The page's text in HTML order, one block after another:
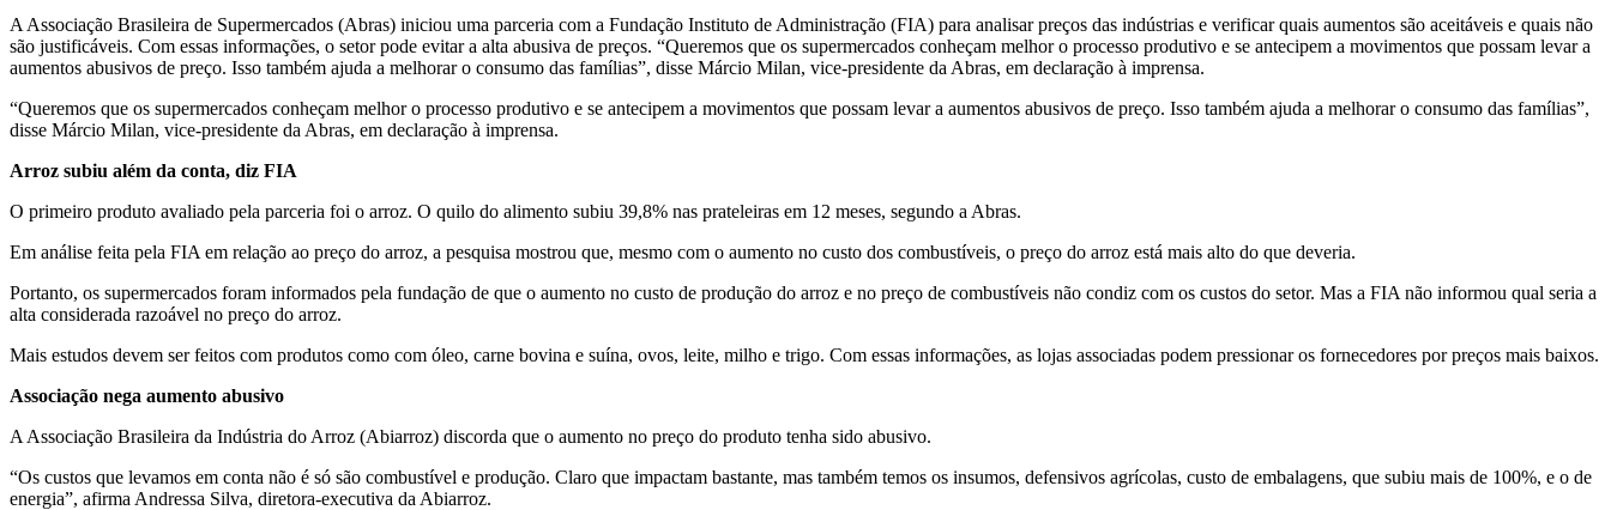
A Associação Brasileira de Supermercados (Abras) iniciou uma parceria com a Fundação Instituto de Administração (FIA) para analisar preços das indústrias e verificar quais aumentos são aceitáveis e quais não
são justificáveis. Com essas informações, o setor pode evitar a alta abusiva de preços. “Queremos que os supermercados conheçam melhor o processo produtivo e se antecipem a movimentos que possam levar a
aumentos abusivos de preço. Isso também ajuda a melhorar o consumo das famílias”, disse Márcio Milan, vice-presidente da Abras, em declaração à imprensa.
“Queremos que os supermercados conheçam melhor o processo produtivo e se antecipem a movimentos que possam levar a aumentos abusivos de preço. Isso também ajuda a melhorar o consumo das famílias”,
disse Márcio Milan, vice-presidente da Abras, em declaração à imprensa.
Arroz subiu além da conta, diz FIA
O primeiro produto avaliado pela parceria foi o arroz. O quilo do alimento subiu 39,8% nas prateleiras em 12 meses, segundo a Abras.
Em análise feita pela FIA em relação ao preço do arroz, a pesquisa mostrou que, mesmo com o aumento no custo dos combustíveis, o preço do arroz está mais alto do que deveria.
Portanto, os supermercados foram informados pela fundação de que o aumento no custo de produção do arroz e no preço de combustíveis não condiz com os custos do setor. Mas a FIA não informou qual seria a
alta considerada razoável no preço do arroz.
Mais estudos devem ser feitos com produtos como com óleo, carne bovina e suína, ovos, leite, milho e trigo. Com essas informações, as lojas associadas podem pressionar os fornecedores por preços mais baixos.
Associação nega aumento abusivo
A Associação Brasileira da Indústria do Arroz (Abiarroz) discorda que o aumento no preço do produto tenha sido abusivo.
“Os custos que levamos em conta não é só são combustível e produção. Claro que impactam bastante, mas também temos os insumos, defensivos agrícolas, custo de embalagens, que subiu mais de 100%, e o de
energia”, afirma Andressa Silva, diretora-executiva da Abiarroz.